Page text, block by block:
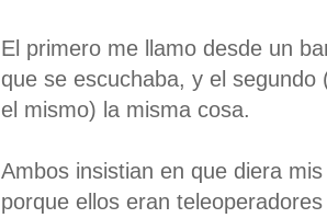
El primero me llamo desde un
que se escuchaba, y el segundo
el mismo) la misma cosa.
Ambos insistian en que diera
porque ellos eran